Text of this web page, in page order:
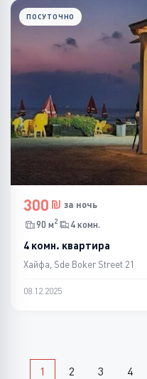
ПОСУТОЧНО
300
за ночь
90 м2 4 комн.
4 комн. квартира
Хайфа, Sde Boker Street 21
08.12.2025
1 2 3 4